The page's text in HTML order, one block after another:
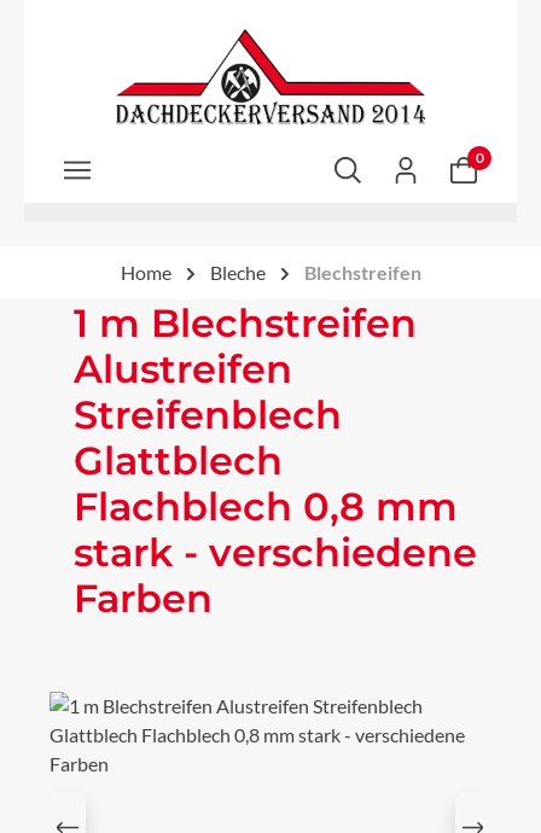
Zum Hauptinhalt springen
0
Home Bleche Blechstreifen
1 m Blechstreifen
Alustreifen
Streifenblech
Glattblech
Flachblech 0,8 mm
stark - verschiedene
Farben
Bildergalerie überspringen